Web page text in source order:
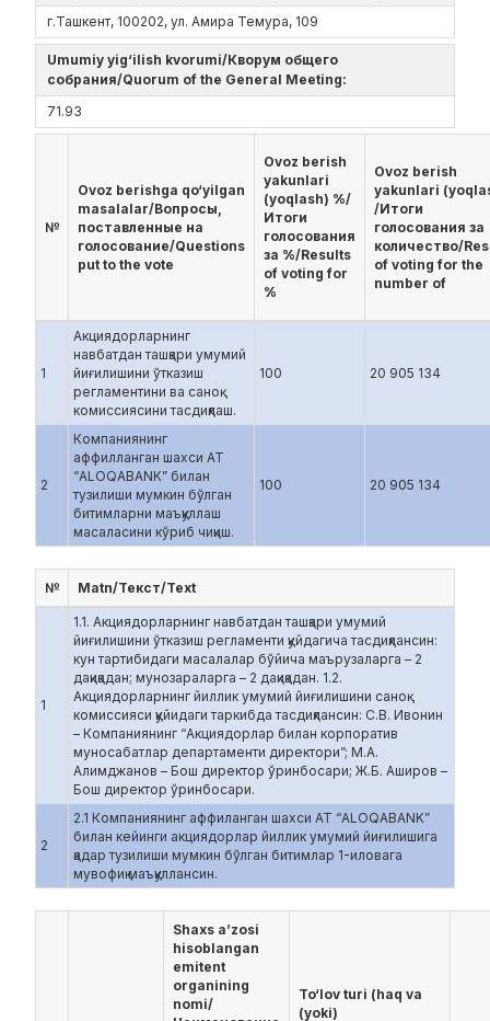
г.Ташкент, 100202, ул. Амира Темура, 109
Umumiy yig‘ilish kvorumi/Кворум общего
собрания/Quorum of the General Meeting:
71.93
№
Ovoz berishga qo‘yilgan
masalalar/Вопросы,
поставленные на
голосование/Questions
put to the vote
Ovoz berish
yakunlari
(yoqlash) %/
Итоги
голосования
за %/Results
of voting for
%
Ovoz berish
yakunlari
/Итоги
голосования за
количество/
of voting for the
number of
1
Акциядорларнинг
навбатдан ташқари умумий
йиғилишини ўтказиш
регламентини ва саноқ
комиссиясини тасдиқлаш.
100 20 905 134
2
Компаниянинг
аффилланган шахси АТ
“ALOQABANK” билан
тузилиши мумкин бўлган
битимларни маъқуллаш
масаласини кўриб чиқиш.
100 20 905 134
№ Matn/Текст/Text
1
1.1. Акциядорларнинг навбатдан ташқари умумий
йиғилишини ўтказиш регламенти қуйдагича тасдиқлансин:
кун тартибидаги масалалар бўйича маърузаларга – 2
дақиқадан; мунозараларга – 2 дақиқадан. 1.2.
Акциядорларнинг йиллик умумий йиғилишини саноқ
комиссияси қуйидаги таркибда тасдиқлансин: С.В. Ивонин
– Компаниянинг “Акциядорлар билан корпоратив
муносабатлар департаменти директори”; М.А.
Алимджанов – Бош директор ўринбосари; Ж.Б. Аширов –
Бош директор ўринбосари.
2
2.1 Компаниянинг аффиланган шахси АТ “ALOQABANK”
билан кейинги акциядорлар йиллик умумий йиғилишига
қадар тузилиши мумкин бўлган битимлар 1-иловага
мувофиқ маъқуллансин.
Shaxs a’zosi
hisoblangan
emitent
organining
nomi/
To‘lov turi (haq va
(yoki)